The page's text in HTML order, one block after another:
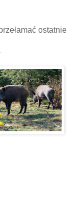
ostatnie